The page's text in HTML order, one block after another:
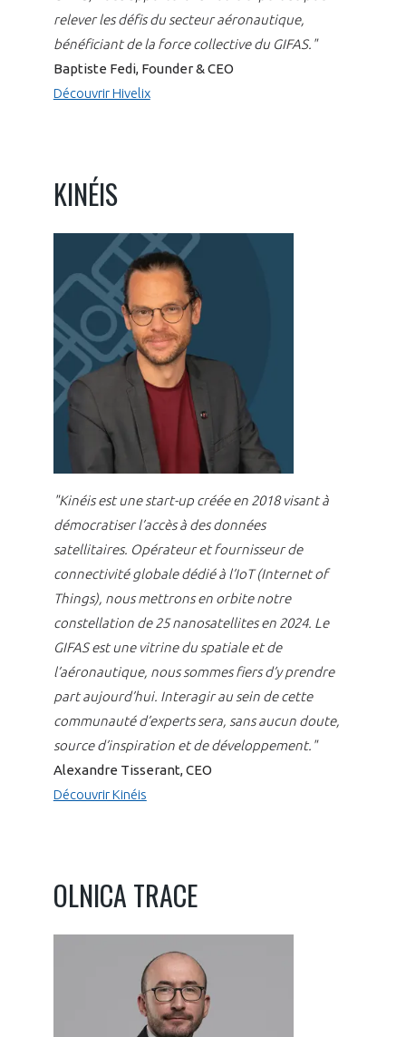
relever les défis du secteur aéronautique,
bénéficiant de la force collective du GIFAS."
Baptiste Fedi, Founder & CEO
Découvrir Hivelix
KINÉIS
"Kinéis est une start-up créée en 2018 visant à
démocratiser l’accès à des données
satellitaires. Opérateur et fournisseur de
connectivité globale dédié à l’IoT (Internet of
Things), nous mettrons en orbite notre
constellation de 25 nanosatellites en 2024. Le
GIFAS est une vitrine du spatiale et de
l’aéronautique, nous sommes fiers d’y prendre
part aujourd’hui. Interagir au sein de cette
communauté d’experts sera, sans aucun doute,
source d’inspiration et de développement."
Alexandre Tisserant, CEO
Découvrir Kinéis
OLNICA TRACE